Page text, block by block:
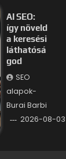
AI SEO:
így növeld
a keresési
láthatósá
god
SEO
alapok-
Burai Barbi
2026-08-03